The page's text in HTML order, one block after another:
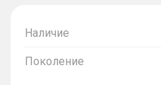
Наличие
Поколение